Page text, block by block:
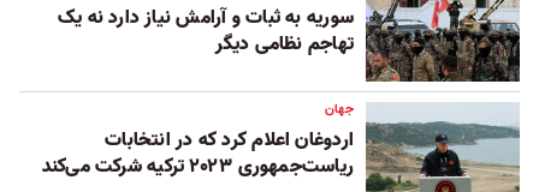
سوریه به ثبات و آرامش نیاز دارد نه یک
تهاجم نظامی دیگر
جهان
اردوغان اعلام کرد که در انتخابات
ریاست‌جمهوری ۲۰۲۳ ترکیه شرکت می‌کند